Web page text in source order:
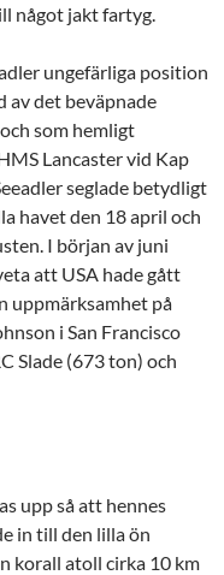
något jakt fartyg.
ungefärliga position
av det beväpnade
som hemligt
Lancaster vid Kap
seglade betydligt
havet den 18 april och
I början av juni
att USA hade gått
uppmärksamhet på
i San Francisco
Slade (673 ton) och
upp så att hennes
in till den lilla ön
korall atoll cirka 10 km